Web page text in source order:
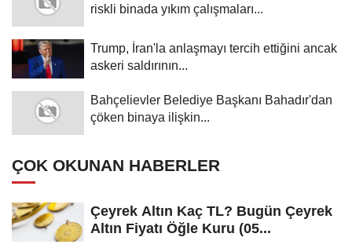
riskli binada yıkım çalışmaları...
Trump, İran'la anlaşmayı tercih ettiğini ancak
askeri saldırının...
Bahçelievler Belediye Başkanı Bahadır'dan
çöken binaya ilişkin...
ÇOK OKUNAN HABERLER
Çeyrek Altın Kaç TL? Bugün Çeyrek
Altın Fiyatı Öğle Kuru (05...